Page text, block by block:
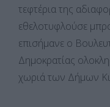
τεφτέρια της
εθελοτυφλούσε
επισήμανε ο
Δημοκρατίας
χωριά των Δήμων